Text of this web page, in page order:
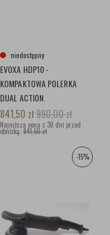
niedostępny
EVOXA HDP10 -
KOMPAKTOWA POLERKA
DUAL ACTION
841,50 zł990,00zł
Najniższa cena z 30 dni przed
obniżką: 841,50 zł
-15%